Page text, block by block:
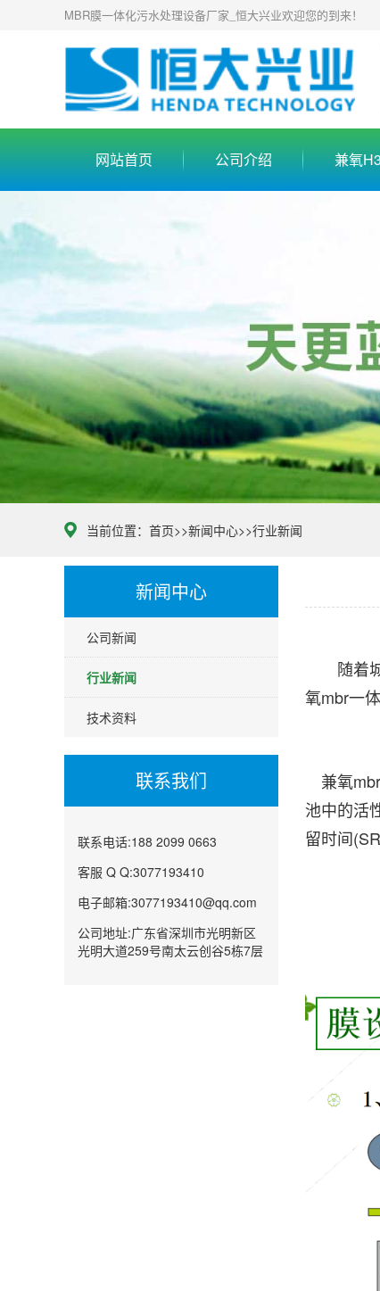
MBR膜一体化污水处理设备厂家_恒大兴业欢迎您的到来！
网站首页 公司介绍 兼氧
当前位置： 首页>>新闻中心>>行业新闻
新闻中心
公司新闻
行业新闻
技术资料
联系我们
联系电话:188 2099 0663
客服 Q Q:3077193410
电子邮箱:3077193410@qq.com
公司地址:广东省深圳市光明新区
光明大道259号南太云创谷5栋7层
随着城
氧mbr一
兼氧
池中的活
留时间